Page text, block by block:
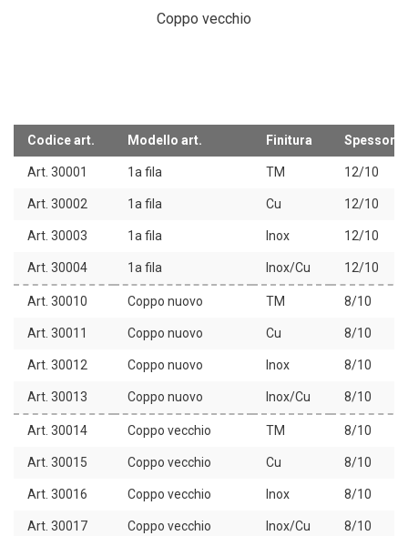
Coppo vecchio
Codice art. Modello art. Finitura Spessore
Art. 30001 1a fila TM 12/10
Art. 30002 1a fila Cu 12/10
Art. 30003 1a fila Inox 12/10
Art. 30004 1a fila Inox/Cu 12/10
Art. 30010 Coppo nuovo TM 8/10
Art. 30011 Coppo nuovo Cu 8/10
Art. 30012 Coppo nuovo Inox 8/10
Art. 30013 Coppo nuovo Inox/Cu 8/10
Art. 30014 Coppo vecchio TM 8/10
Art. 30015 Coppo vecchio Cu 8/10
Art. 30016 Coppo vecchio Inox 8/10
Art. 30017 Coppo vecchio Inox/Cu 8/10